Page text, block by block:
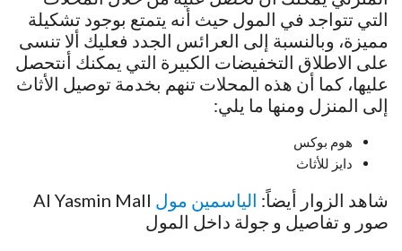
التي تتواجد في المول حيث أنه يتمتع بوجود تشكيلة
مميزة، وبالنسبة إلى العرائس الجدد فعليك ألا تنسى
على الاطلاق التخفيضات الكبيرة التي يمكنك أنتحصل
عليها، كما أن هذه المحلات تنهم بخدمة توصيل الأثاث
إلى المنزل ومنها ما يلي:
هوم بوكس
دايز للأثاث
شاهد الزوار أيضاً: الياسمين مول Al Yasmin Mall
صور و تفاصيل و جولة داخل المول